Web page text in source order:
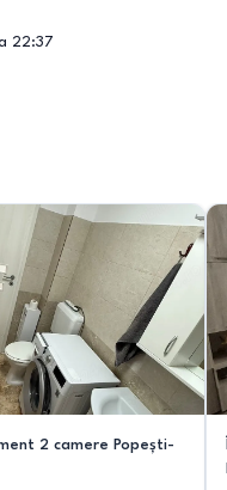
22:37
2 camere Popești-